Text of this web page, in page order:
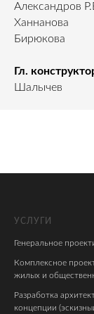
Александров
Ханнанова
Бирюкова
Гл.
Шалычев
УСЛУГИ
Генеральное
Комплексное
жилых и
Разработка
концепции